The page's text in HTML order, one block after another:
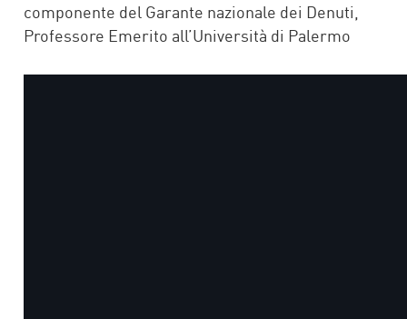
componente del Garante nazionale dei Denuti,
Professore Emerito all’Università di Palermo